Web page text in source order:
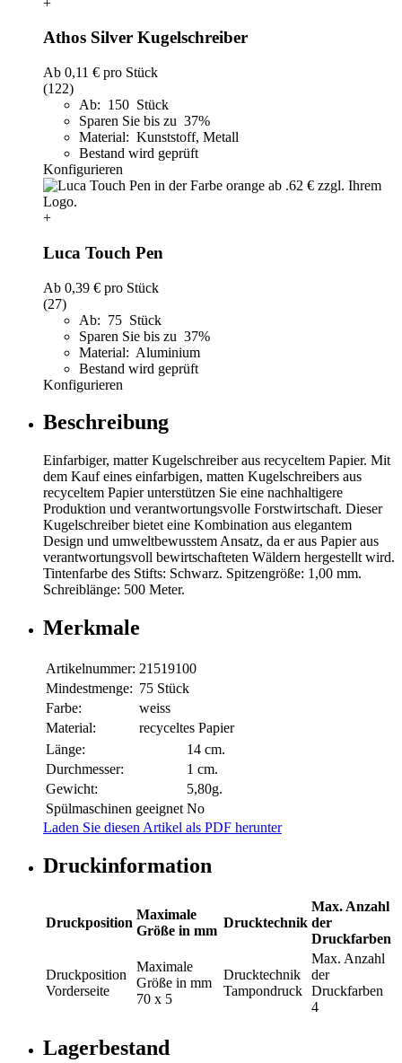
Athos Silver Kugelschreiber
Ab 0,11 € pro Stück
(122)
Ab: 150 Stück
Sparen Sie bis zu 37%
Material: Kunststoff, Metall
Bestand wird geprüft
Konfigurieren
+
Luca Touch Pen
Ab 0,39 € pro Stück
(27)
Ab: 75 Stück
Sparen Sie bis zu 37%
Material: Aluminium
Bestand wird geprüft
Konfigurieren
Beschreibung
Einfarbiger, matter Kugelschreiber aus recyceltem Papier. Mit
dem Kauf eines einfarbigen, matten Kugelschreibers aus
recyceltem Papier unterstützen Sie eine nachhaltigere
Produktion und verantwortungsvolle Forstwirtschaft. Dieser
Kugelschreiber bietet eine Kombination aus elegantem
Design und umweltbewusstem Ansatz, da er aus Papier aus
verantwortungsvoll bewirtschafteten Wäldern hergestellt wird.
Tintenfarbe des Stifts: Schwarz. Spitzengröße: 1,00 mm.
Schreiblänge: 500 Meter.
Merkmale
Artikelnummer: 21519100
Mindestmenge: 75 Stück
Farbe:
weiss
Material:
recyceltes Papier
Länge:
14 cm.
Durchmesser:
1 cm.
Gewicht:
5,80g.
Spülmaschinen geeignet No
Laden Sie diesen Artikel als PDF herunter
Druckinformation
Druckposition
Maximale
Größe in mm
Drucktechnik
Max. Anzahl
der
Druckfarben
Druckposition
Vorderseite
Maximale
Größe in mm
70 x 5
Drucktechnik
Tampondruck
Max. Anzahl
der
Druckfarben
4
Lagerbestand